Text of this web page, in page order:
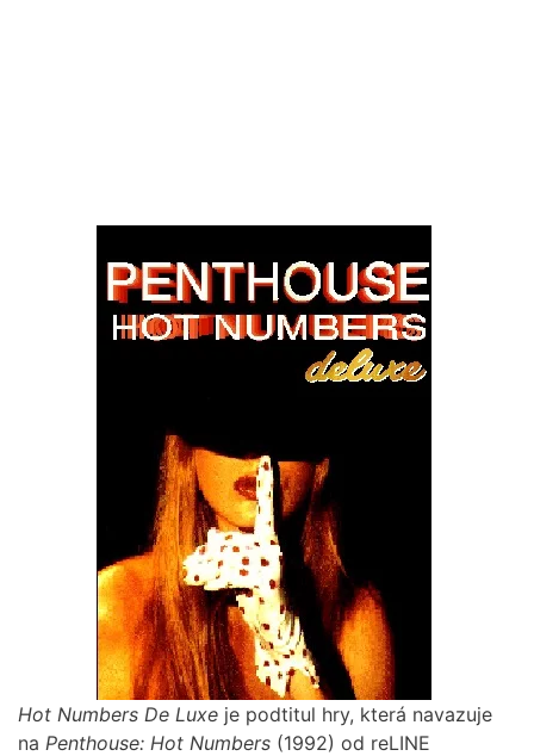
Hot Numbers De Luxe je podtitul hry, která navazuje
na Penthouse: Hot Numbers (1992) od reLINE